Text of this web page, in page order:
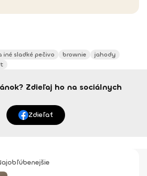
iné sladké pečivo brownie
jahody
Zdieľaj ho na sociálnych
Zdieľať